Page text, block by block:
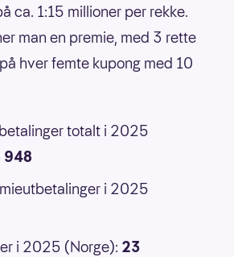
ca. 1:15 millioner per rekke.
man en premie, med 3 rette
hver femte kupong med 10
totalt i 2025
948
i 2025
i 2025 (Norge): 23